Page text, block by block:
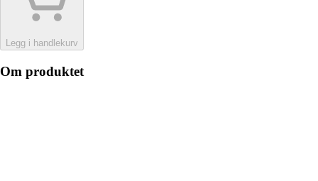
Legg i handlekurv
Om produktet